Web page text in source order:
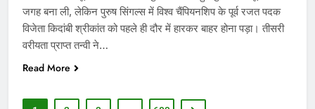
जगह बना ली, लेकिन पुरुष सिंगल्स में विश्व चैंपियनशिप के पूर्व रजत पदक
विजेता किदांबी श्रीकांत को पहले ही दौर में हारकर बाहर होना पड़ा। तीसरी
वरीयता प्राप्त तन्वी ने…
Read More